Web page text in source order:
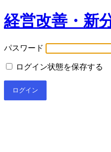
経営改善・新
パスワード
ログイン状態を保存する